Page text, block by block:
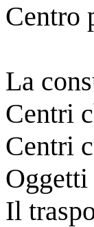
Centro
La
Centri
Centri
Il